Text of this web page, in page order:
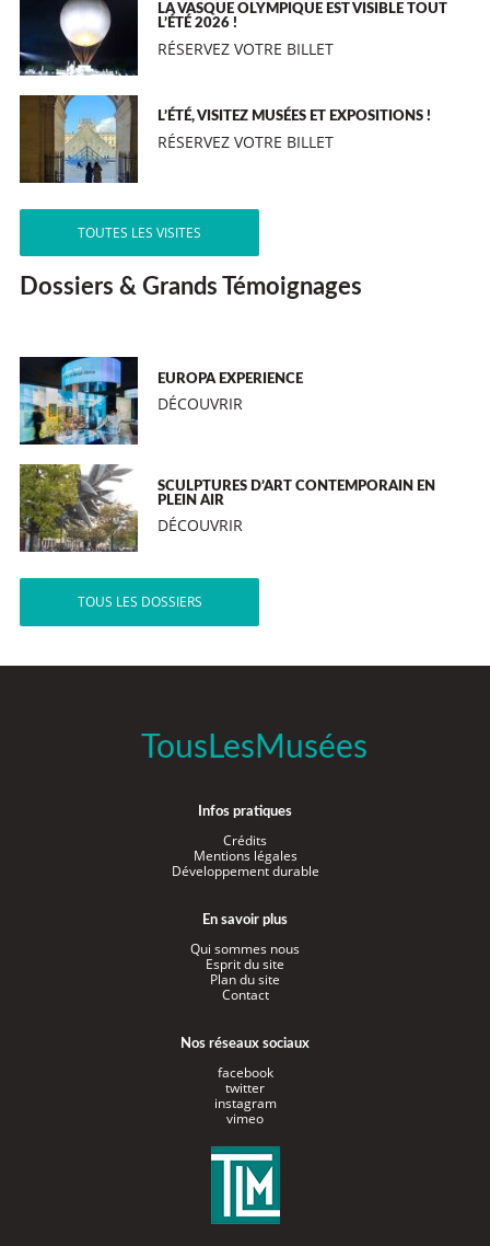
LA VASQUE OLYMPIQUE EST VISIBLE TOUT
L’ÉTÉ 2026 !
RÉSERVEZ VOTRE BILLET
L’ÉTÉ, VISITEZ MUSÉES ET EXPOSITIONS !
RÉSERVEZ VOTRE BILLET
TOUTES LES VISITES
Dossiers & Grands Témoignages
EUROPA EXPERIENCE
DÉCOUVRIR
SCULPTURES D’ART CONTEMPORAIN EN
PLEIN AIR
DÉCOUVRIR
TOUS LES DOSSIERS
TousLesMusées
Infos pratiques
Crédits
Mentions légales
Développement durable
En savoir plus
Qui sommes nous
Esprit du site
Plan du site
Contact
Nos réseaux sociaux
facebook
twitter
instagram
vimeo